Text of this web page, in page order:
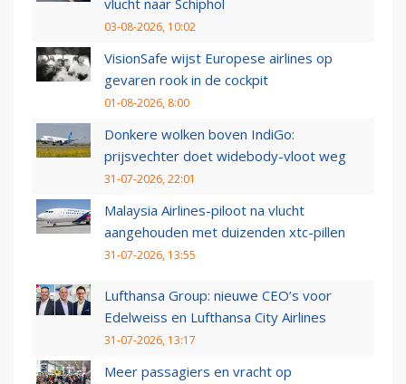
vlucht naar Schiphol
03-08-2026, 10:02
VisionSafe wijst Europese airlines op
gevaren rook in de cockpit
01-08-2026, 8:00
Donkere wolken boven IndiGo:
prijsvechter doet widebody-vloot weg
31-07-2026, 22:01
Malaysia Airlines-piloot na vlucht
aangehouden met duizenden xtc-pillen
31-07-2026, 13:55
Lufthansa Group: nieuwe CEO’s voor
Edelweiss en Lufthansa City Airlines
31-07-2026, 13:17
Meer passagiers en vracht op